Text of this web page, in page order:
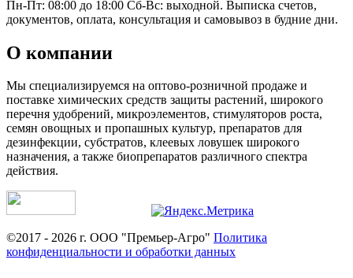
Пн-Пт: 08:00 до 18:00 Сб-Вс: выходной. Выписка счетов,
документов, оплата, консультация и самовывоз в будние дни.
О компании
Мы специализируемся на оптово-розничной продаже и
поставке химических средств защиты растений, широкого
перечня удобрений, микроэлементов, стимуляторов роста,
семян овощных и пропашных культур, препаратов для
дезинфекции, субстратов, клеевых ловушек широкого
назначения, а также биопрепаратов различного спектра
действия.
©2017 - 2026 г. ООО "Премьер-Агро" Политика
конфиденциальности и обработки данных